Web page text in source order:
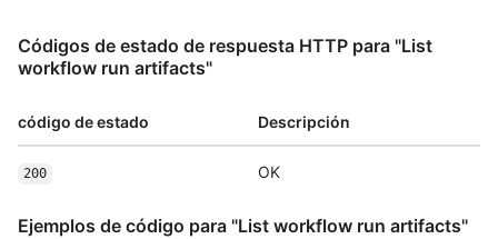
Códigos de estado de respuesta HTTP para "List
workflow run artifacts"
código de estado Descripción
200 OK
Ejemplos de código para "List workflow run artifacts"